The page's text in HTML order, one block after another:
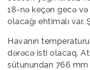
18-nə keçən gecə
olacağı ehtimalı
Havanın
dərəcə isti olacaq.
sütunundan 766 mm